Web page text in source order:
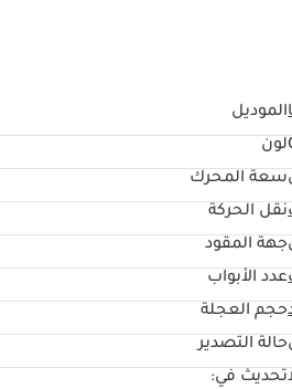
الموديل
لون
سعة المحرك
نقل الحركة
جهة المقود
عدد الأبواب
حجم العجلة
حالة التصدير
تحديث في: